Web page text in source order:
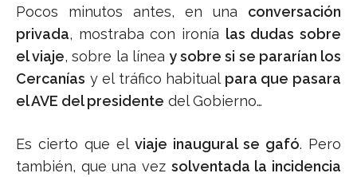
Pocos minutos antes, en una conversación
privada, mostraba con ironía las dudas sobre
el viaje, sobre la líneay sobre si se pararían los
Cercanías y el tráfico habitual para que pasara
el AVE del presidente del Gobierno…
Es cierto que el viaje inaugural se gafó. Pero
también, que una vez solventada la incidencia